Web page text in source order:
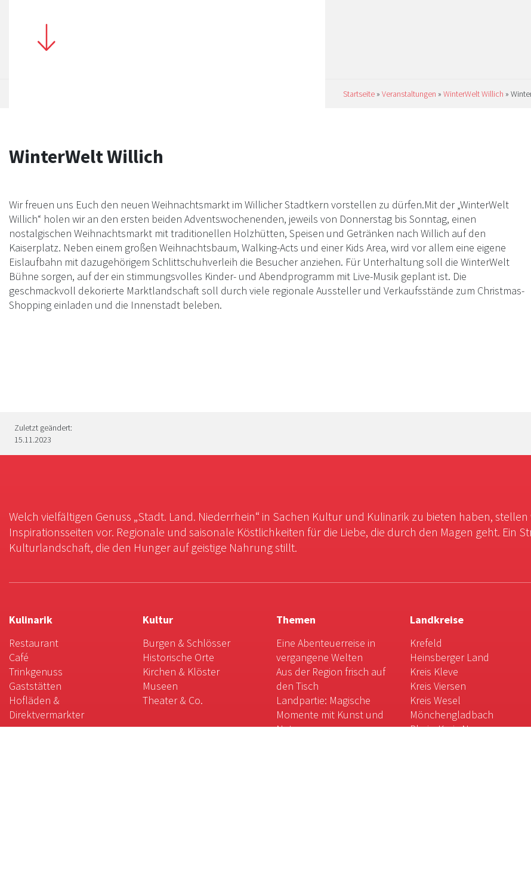
nach Willich auf den Kaiserplatz.
Startseite » Veranstaltungen » WinterWelt Willich »
WinterWelt Willich
Wir freuen uns Euch den neuen Weihnachtsmarkt im Willicher Stadtkern vorstellen zu dürfen.Mit der „WinterWelt
Willich“ holen wir an den ersten beiden Adventswochenenden, jeweils von Donnerstag bis Sonntag, einen
nostalgischen Weihnachtsmarkt mit traditionellen Holzhütten, Speisen und Getränken nach Willich auf den
Kaiserplatz. Neben einem großen Weihnachtsbaum, Walking-Acts und einer Kids Area, wird vor allem eine eigene
Eislaufbahn mit dazugehörigem Schlittschuhverleih die Besucher anziehen. Für Unterhaltung soll die WinterWelt
Bühne sorgen, auf der ein stimmungsvolles Kinder- und Abendprogramm mit Live-Musik geplant ist. Die
geschmackvoll dekorierte Marktlandschaft soll durch viele regionale Aussteller und Verkaufsstände zum Christmas-
Shopping einladen und die Innenstadt beleben.
Zuletzt geändert:
15.11.2023
Welch vielfältigen Genuss „Stadt. Land. Niederrhein“ in Sachen Kultur und Kulinarik zu bieten haben,
Inspirationsseiten vor. Regionale und saisonale Köstlichkeiten für die Liebe, die durch den Magen geht. Ein
Kulturlandschaft, die den Hunger auf geistige Nahrung stillt.
Kulinarik
Restaurant
Café
Trinkgenuss
Gaststätten
Hofläden &
Direktvermarkter
Kultur
Burgen & Schlösser
Historische Orte
Kirchen & Klöster
Museen
Theater & Co.
Themen
Eine Abenteuerreise in
vergangene Welten
Aus der Region frisch auf
den Tisch
Landpartie: Magische
Momente mit Kunst und
Natur
Landkreise
Krefeld
Heinsberger Land
Kreis Kleve
Kreis Viersen
Kreis Wesel
Mönchengladbach
Rhein-Kreis Neuss